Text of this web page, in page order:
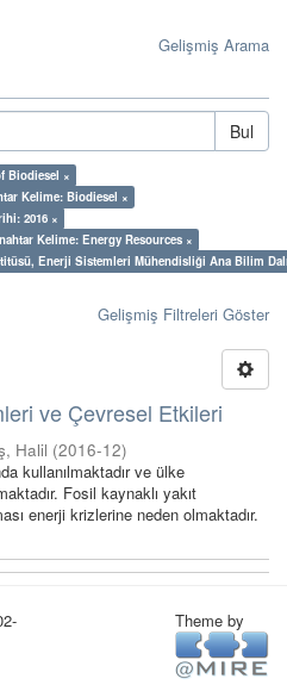
Gelişmiş Arama
Bul
Biodiesel ×
Kelime: Biodiesel ×
2016 ×
Kelime: Energy Resources ×
Enerji Sistemleri Mühendisliği Ana Bilim
Gelişmiş Filtreleri Göster
ve Çevresel Etkileri
Halil (2016-12)
kullanılmaktadır ve ülke
Fosil kaynaklı yakıt
enerji krizlerine neden olmaktadır.
Theme by